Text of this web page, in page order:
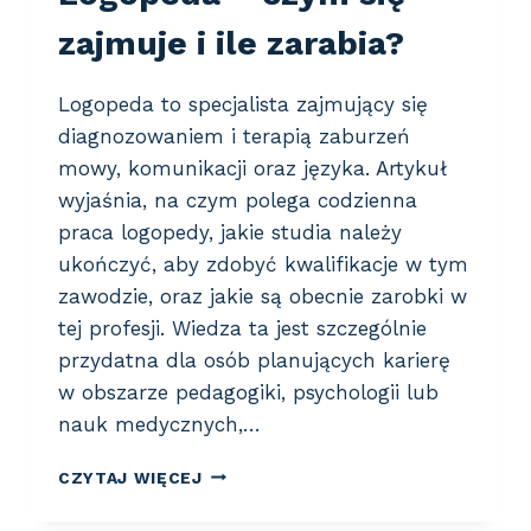
Y
P
O
S
U
D
A
C
H
zajmuje i ile zarabia?
Logopeda to specjalista zajmujący się
diagnozowaniem i terapią zaburzeń
mowy, komunikacji oraz języka. Artykuł
wyjaśnia, na czym polega codzienna
praca logopedy, jakie studia należy
ukończyć, aby zdobyć kwalifikacje w tym
zawodzie, oraz jakie są obecnie zarobki w
tej profesji. Wiedza ta jest szczególnie
przydatna dla osób planujących karierę
w obszarze pedagogiki, psychologii lub
nauk medycznych,…
CZYTAJ WIĘCEJL